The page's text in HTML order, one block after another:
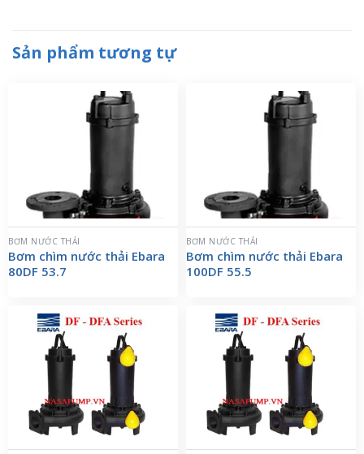
Sản phẩm tương tự
BƠM NƯỚC THẢI
Bơm chìm nước thải Ebara
80DF 53.7
BƠM NƯỚC THẢI
Bơm chìm nước thải Ebara
100DF 55.5